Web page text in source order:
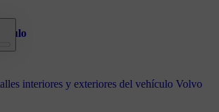
interiores y exteriores del vehículo Volvo